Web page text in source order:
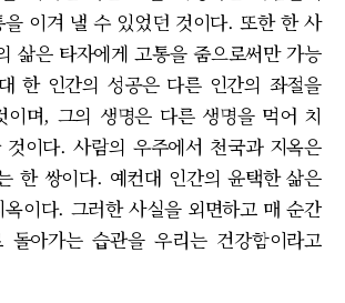
을 이겨 낼 수 있었던 것이다. 또한 한 사
삶은 타자에게 고통을 줌으로써만 가능
한 인간의 성공은 다른 인간의 좌절을
이며, 그의 생명은 다른 생명을 먹어 치
이다. 사람의 우주에서 천국과 지옥은
한 쌍이다. 예컨대 인간의 윤택한 삶은
이다. 그러한 사실을 외면하고 매 순간
돌아가는 습관을 우리는 건강함이라고